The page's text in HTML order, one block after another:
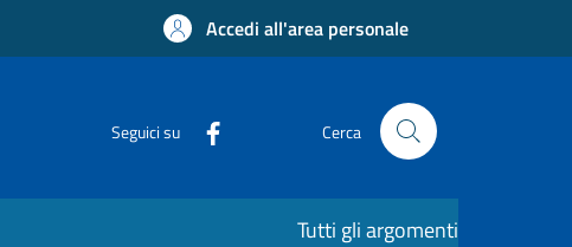
Accedi all'area personale
Seguici su Cerca
Tutti gli argomenti